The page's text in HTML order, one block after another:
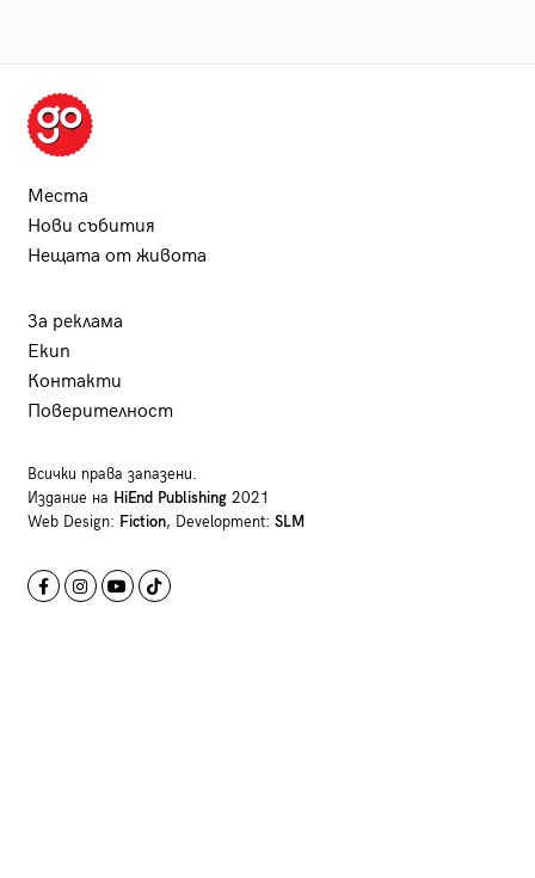
Места
Нови събития
Нещата от живота
За реклама
Екип
Контакти
Поверителност
Всички права запазени.
Издание на HiEnd Publishing2021
Web Design: Fiction, Development: SLM